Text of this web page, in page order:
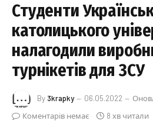
Студенти
католицького
налагодили
турнікетів для ЗСУ
By 3krapky 06.05.2022
Коментарів немає
8 хв читали